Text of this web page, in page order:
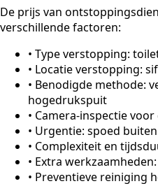
De prijs van
verschillende factoren:
• Type verstopping:
• Locatie verstopping:
• Benodigde methode:
hogedrukspuit
• Camera-inspectie
• Urgentie: spoed
• Complexiteit en
• Extra
• Preventieve reiniging